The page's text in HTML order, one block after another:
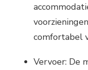
comfortabel
Vervoer: De